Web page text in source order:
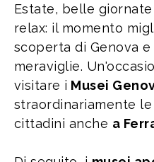
Estate, belle
relax: il momento
scoperta di Genova
meraviglie.
visitare i Musei
straordinariamente
cittadini anche a